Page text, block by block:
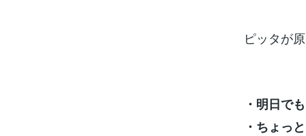
ピッタが
・明日で
・ちょっ